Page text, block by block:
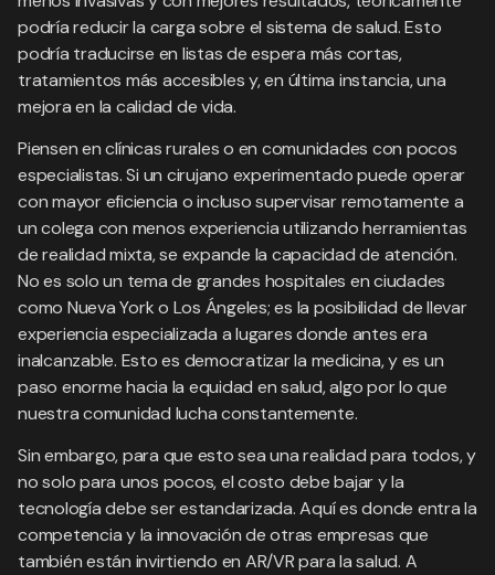
podría reducir la carga sobre el sistema de salud. Esto
podría traducirse en listas de espera más cortas,
tratamientos más accesibles y, en última instancia, una
mejora en la calidad de vida.
Piensen en clínicas rurales o en comunidades con pocos
especialistas. Si un cirujano experimentado puede operar
con mayor eficiencia o incluso supervisar remotamente a
un colega con menos experiencia utilizando herramientas
de realidad mixta, se expande la capacidad de atención.
No es solo un tema de grandes hospitales en ciudades
como Nueva York o Los Ángeles; es la posibilidad de llevar
experiencia especializada a lugares donde antes era
inalcanzable. Esto es democratizar la medicina, y es un
paso enorme hacia la equidad en salud, algo por lo que
nuestra comunidad lucha constantemente.
Sin embargo, para que esto sea una realidad para todos, y
no solo para unos pocos, el costo debe bajar y la
tecnología debe ser estandarizada. Aquí es donde entra la
competencia y la innovación de otras empresas que
también están invirtiendo en AR/VR para la salud. A